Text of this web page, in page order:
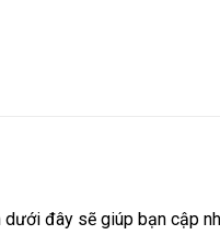
dưới đây sẽ giúp bạn cập